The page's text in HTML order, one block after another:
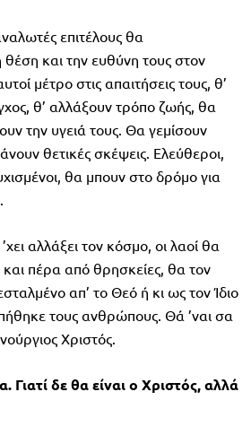
επιτέλους θα
θέση και την ευθύνη τους στον
μέτρο στις απαιτήσεις τους, θ’
θ’ αλλάξουν τρόπο ζωής, θα
την υγειά τους. Θα γεμίσουν
θετικές σκέψεις. Ελεύθεροι,
θα μπουν στο δρόμο για
αλλάξει τον κόσμο, οι λαοί θα
πέρα από θρησκείες, θα τον
απ’ το Θεό ή κι ως τον Ίδιο
τους ανθρώπους. Θά ’ναι σα
Χριστός.
Γιατί δε θα είναι ο Χριστός, αλλά